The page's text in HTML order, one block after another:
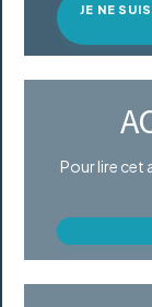
JE NE
Pour lire cet